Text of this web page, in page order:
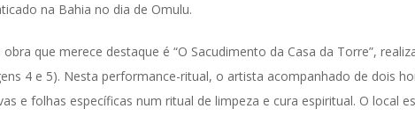
na Bahia no dia de Omulu.
obra que merece destaque é “O Sacudimento da Casa da Torre”,
4 e 5). Nesta performance-ritual, o artista acompanhado de dois
e folhas específicas num ritual de limpeza e cura espiritual. O local